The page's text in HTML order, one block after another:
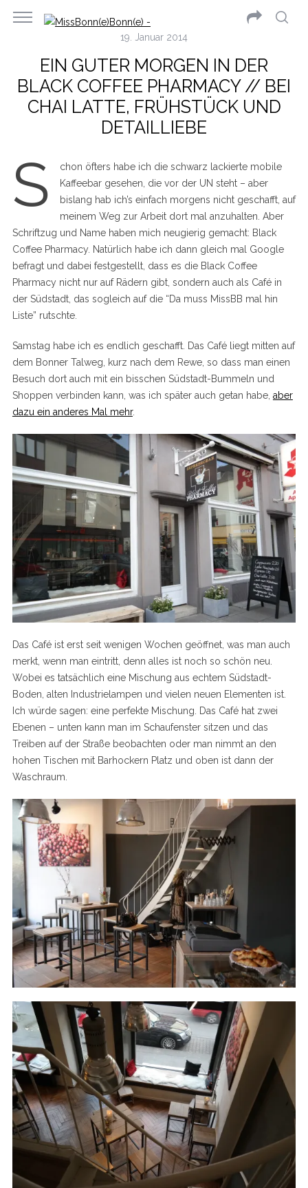
19. Januar 2014
EIN GUTER MORGEN IN DER
BLACK COFFEE PHARMACY // BEI
CHAI LATTE, FRÜHSTÜCK UND
DETAILLIEBE
S
chon öfters habe ich die schwarz lackierte mobile
Kaffeebar gesehen, die vor der UN steht – aber
bislang hab ich’s einfach morgens nicht geschafft, auf
meinem Weg zur Arbeit dort mal anzuhalten. Aber
Schriftzug und Name haben mich neugierig gemacht: Black
Coffee Pharmacy. Natürlich habe ich dann gleich mal Google
befragt und dabei festgestellt, dass es die Black Coffee
Pharmacy nicht nur auf Rädern gibt, sondern auch als Café in
der Südstadt, das sogleich auf die “Da muss MissBB mal hin
Liste” rutschte.
Samstag habe ich es endlich geschafft. Das Café liegt mitten auf
dem Bonner Talweg, kurz nach dem Rewe, so dass man einen
Besuch dort auch mit ein bisschen Südstadt-Bummeln und
Shoppen verbinden kann, was ich später auch getan habe, aber
dazu ein anderes Mal mehr.
Das Café ist erst seit wenigen Wochen geöffnet, was man auch
merkt, wenn man eintritt, denn alles ist noch so schön neu.
Wobei es tatsächlich eine Mischung aus echtem Südstadt-
Boden, alten Industrielampen und vielen neuen Elementen ist.
Ich würde sagen: eine perfekte Mischung. Das Café hat zwei
Ebenen – unten kann man im Schaufenster sitzen und das
Treiben auf der Straße beobachten oder man nimmt an den
hohen Tischen mit Barhockern Platz und oben ist dann der
Waschraum.